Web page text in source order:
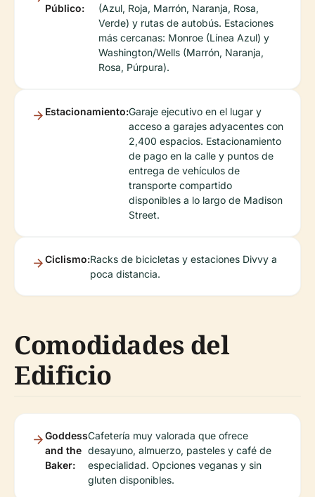
Público:
(Azul, Roja, Marrón, Naranja, Rosa,
Verde) y rutas de autobús. Estaciones
más cercanas: Monroe (Línea Azul) y
Washington/Wells (Marrón, Naranja,
Rosa, Púrpura).
Estacionamiento:Garaje ejecutivo en el lugar y
acceso a garajes adyacentes con
2,400 espacios. Estacionamiento
de pago en la calle y puntos de
entrega de vehículos de
transporte compartido
disponibles a lo largo de Madison
Street.
Ciclismo:Racks de bicicletas y estaciones Divvy a
poca distancia.
Comodidades del
Edificio
Goddess
and the
Baker:
Cafetería muy valorada que ofrece
desayuno, almuerzo, pasteles y café de
especialidad. Opciones veganas y sin
gluten disponibles.